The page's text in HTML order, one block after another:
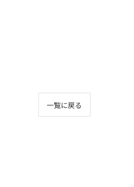
一覧に戻る